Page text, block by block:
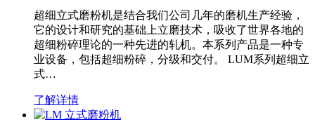
超细立式磨粉机是结合我们公司几年的磨机生产经验，
它的设计和研究的基础上立磨技术，吸收了世界各地的
超细粉碎理论的一种先进的轧机。本系列产品是一种专
业设备，包括超细粉碎，分级和交付。 LUM系列超细立
式…
了解详情